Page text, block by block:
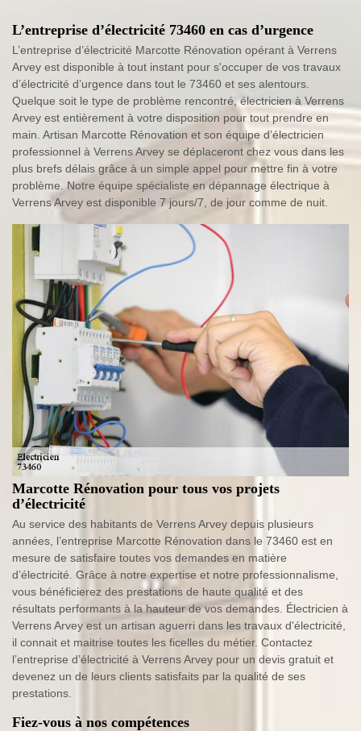
L’entreprise d’électricité 73460 en cas d’urgence
L’entreprise d’électricité Marcotte Rénovation opérant à Verrens
Arvey est disponible à tout instant pour s'occuper de vos travaux
d’électricité d’urgence dans tout le 73460 et ses alentours.
Quelque soit le type de problème rencontré, électricien à Verrens
Arvey est entièrement à votre disposition pour tout prendre en
main. Artisan Marcotte Rénovation et son équipe d’électricien
professionnel à Verrens Arvey se déplaceront chez vous dans les
plus brefs délais grâce à un simple appel pour mettre fin à votre
problème. Notre équipe spécialiste en dépannage électrique à
Verrens Arvey est disponible 7 jours/7, de jour comme de nuit.
Marcotte Rénovation pour tous vos projets
d’électricité
Au service des habitants de Verrens Arvey depuis plusieurs
années, l’entreprise Marcotte Rénovation dans le 73460 est en
mesure de satisfaire toutes vos demandes en matière
d’électricité. Grâce à notre expertise et notre professionnalisme,
vous bénéficierez des prestations de haute qualité et des
résultats performants à la hauteur de vos demandes. Électricien à
Verrens Arvey est un artisan aguerri dans les travaux d'électricité,
il connait et maitrise toutes les ficelles du métier. Contactez
l’entreprise d’électricité à Verrens Arvey pour un devis gratuit et
devenez un de leurs clients satisfaits par la qualité de ses
prestations.
Fiez-vous à nos compétences